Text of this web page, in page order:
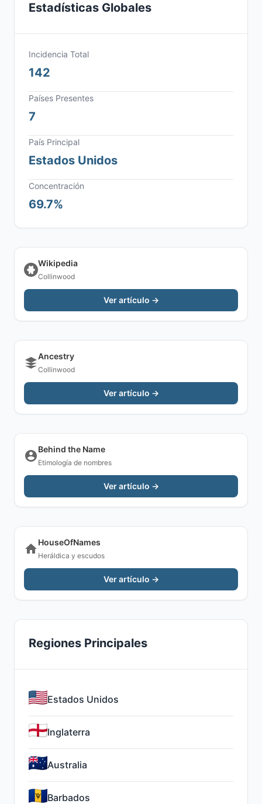
Estadísticas Globales
Incidencia Total
142
Países Presentes
7
País Principal
Estados Unidos
Concentración
69.7%
Wikipedia
Collinwood
Ver artículo →
Ancestry
Collinwood
Ver artículo →
Behind the Name
Etimología de nombres
Ver artículo →
HouseOfNames
Heráldica y escudos
Ver artículo →
Regiones Principales
Estados Unidos
Inglaterra
Australia
Barbados